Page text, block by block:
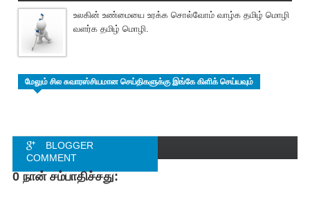
உலகின் உண்மையை உரக்க சொல்வோம் வாழ்க தமிழ் மொழி
வளர்க தமிழ் மொழி.
மேலும் சில சுவாரஸ்சியமான செய்திகளுக்கு இங்கே கிளிக் செய்யவும்
BLOGGER
COMMENT
FACEBOOK
0 நான் சம்பாதிச்சது: